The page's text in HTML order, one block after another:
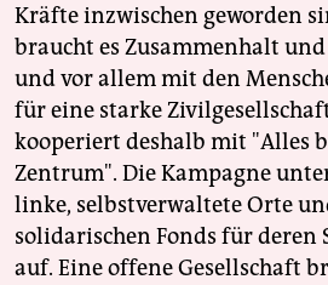
Kräfte inzwischen geworden
braucht es Zusammenhalt
und vor allem mit den
für eine starke
kooperiert deshalb mit "Alles
Zentrum". Die Kampagne
linke, selbstverwaltete Orte
solidarischen Fonds für deren
auf. Eine offene Gesellschaft